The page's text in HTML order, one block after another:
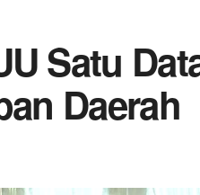
Satu
Daerah